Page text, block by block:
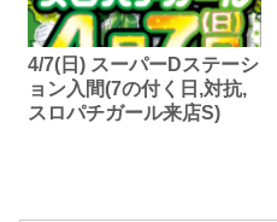
4/7(日) スーパーDステーシ
ョン入間(7の付く日,対抗,
スロパチガール来店S)